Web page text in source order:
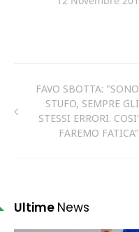
FAVO SBOTTA: "SONO
STUFO, SEMPRE GLI
STESSI ERRORI. COSI'
FAREMO FATICA"
Ultime News